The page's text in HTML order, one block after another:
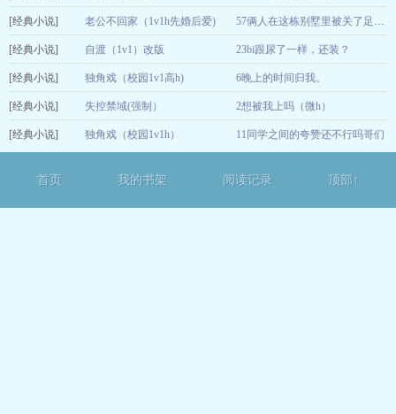
12-14
[经典小说] 老公不回家（1v1h先婚后爱) 57俩人在这栋别墅里被关了足足有五天了
[经典小说] 自渡（1v1）改版 23bi跟尿了一样，还装？
[经典小说] 独角戏（校园1v1高h) 6晚上的时间归我。
[经典小说] 失控禁域(强制） 2想被我上吗（微h）
12-13
[经典小说] 独角戏（校园1v1h） 11同学之间的夸赞还不行吗哥们
首页 我的书架 阅读记录 顶部↑